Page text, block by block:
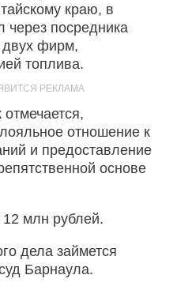
краю, в
через посредника
двух фирм,
топлива.
отношение к
и предоставление
основе
млн рублей.
дела займется
Барнаула.